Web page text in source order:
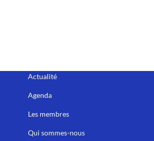
Actualité
Agenda
Les membres
Qui sommes-nous